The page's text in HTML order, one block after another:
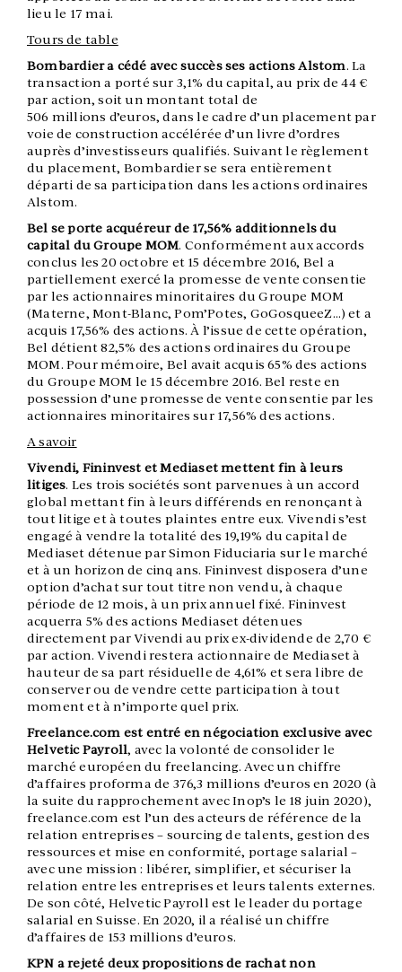
lieu le 17 mai.
Tours de table
Bombardier a cédé avec succès ses actions Alstom. La
transaction a porté sur 3,1% du capital, au prix de 44 €
par action, soit un montant total de
506 millions d’euros, dans le cadre d’un placement par
voie de construction accélérée d’un livre d’ordres
auprès d’investisseurs qualifiés. Suivant le règlement
du placement, Bombardier se sera entièrement
départi de sa participation dans les actions ordinaires
Alstom.
Bel se porte acquéreur de 17,56% additionnels du
capital du Groupe MOM. Conformément aux accords
conclus les 20 octobre et 15 décembre 2016, Bel a
partiellement exercé la promesse de vente consentie
par les actionnaires minoritaires du Groupe MOM
(Materne, Mont-Blanc, Pom’Potes, GoGosqueeZ…) et a
acquis 17,56% des actions. À l’issue de cette opération,
Bel détient 82,5% des actions ordinaires du Groupe
MOM. Pour mémoire, Bel avait acquis 65% des actions
du Groupe MOM le 15 décembre 2016. Bel reste en
possession d’une promesse de vente consentie par les
actionnaires minoritaires sur 17,56% des actions.
A savoir
Vivendi, Fininvest et Mediaset mettent fin à leurs
litiges. Les trois sociétés sont parvenues à un accord
global mettant fin à leurs différends en renonçant à
tout litige et à toutes plaintes entre eux. Vivendi s’est
engagé à vendre la totalité des 19,19% du capital de
Mediaset détenue par Simon Fiduciaria sur le marché
et à un horizon de cinq ans. Fininvest disposera d’une
option d’achat sur tout titre non vendu, à chaque
période de 12 mois, à un prix annuel fixé. Fininvest
acquerra 5% des actions Mediaset détenues
directement par Vivendi au prix ex-dividende de 2,70 €
par action. Vivendi restera actionnaire de Mediaset à
hauteur de sa part résiduelle de 4,61% et sera libre de
conserver ou de vendre cette participation à tout
moment et à n’importe quel prix.
Freelance.com est entré en négociation exclusive avec
Helvetic Payroll, avec la volonté de consolider le
marché européen du freelancing. Avec un chiffre
d’affaires proforma de 376,3 millions d’euros en 2020 (à
la suite du rapprochement avec Inop’s le 18 juin 2020),
freelance.com est l’un des acteurs de référence de la
relation entreprises – sourcing de talents, gestion des
ressources et mise en conformité, portage salarial –
avec une mission : libérer, simplifier, et sécuriser la
relation entre les entreprises et leurs talents externes.
De son côté, Helvetic Payroll est le leader du portage
salarial en Suisse. En 2020, il a réalisé un chiffre
d’affaires de 153 millions d’euros.
KPN a rejeté deux propositions de rachat non